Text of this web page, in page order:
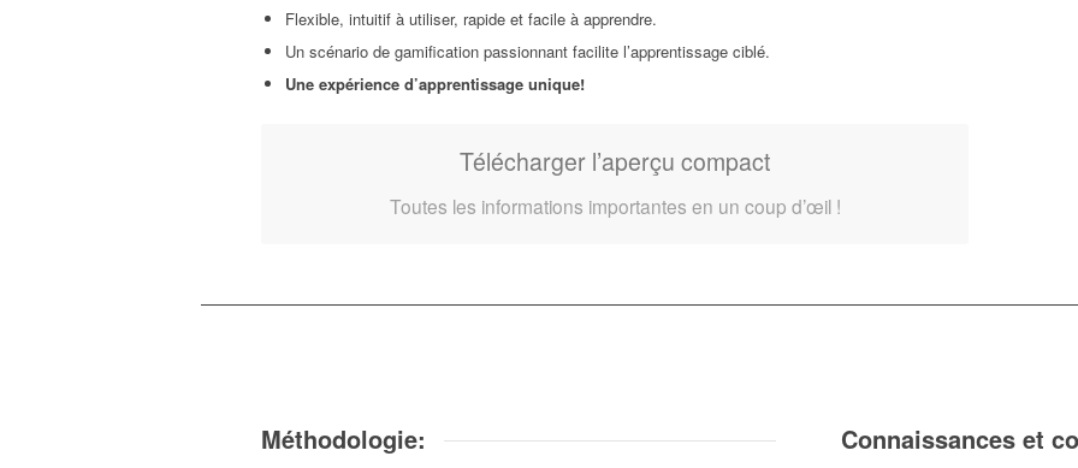
Flexible, intuitif à utiliser, rapide et facile à apprendre.
Un scénario de gamification passionnant facilite l’apprentissage ciblé.
Une expérience d’apprentissage unique!
Télécharger l’aperçu compact
Toutes les informations importantes en un coup d’œil !
Méthodologie: Connaissances et